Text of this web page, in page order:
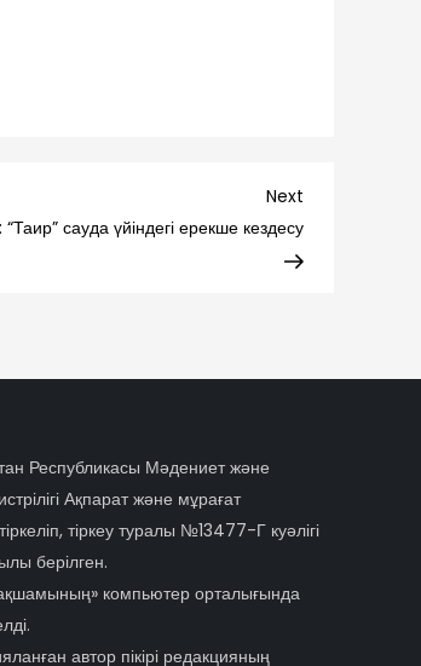
Post
Next
сауда үйіндегі ерекше кездесу
Республикасы Мәдениет және
Ақпарат және мұрағат
тіркеу туралы №13477-Г куәлігі
берілген.
компьютер орталығында
автор пікірі редакцияның